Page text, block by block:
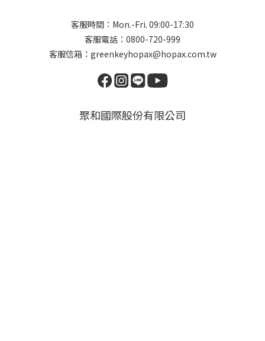
客服時間：Mon.-Fri. 09:00-17:30
客服電話：0800-720-999
客服信箱：greenkeyhopax@hopax.com.tw
聚和國際股份有限公司